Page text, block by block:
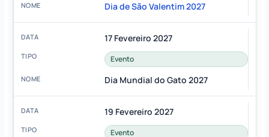
Dia de São Valentim 2027
17 Fevereiro 2027
Evento
Dia Mundial do Gato 2027
19 Fevereiro 2027
Evento